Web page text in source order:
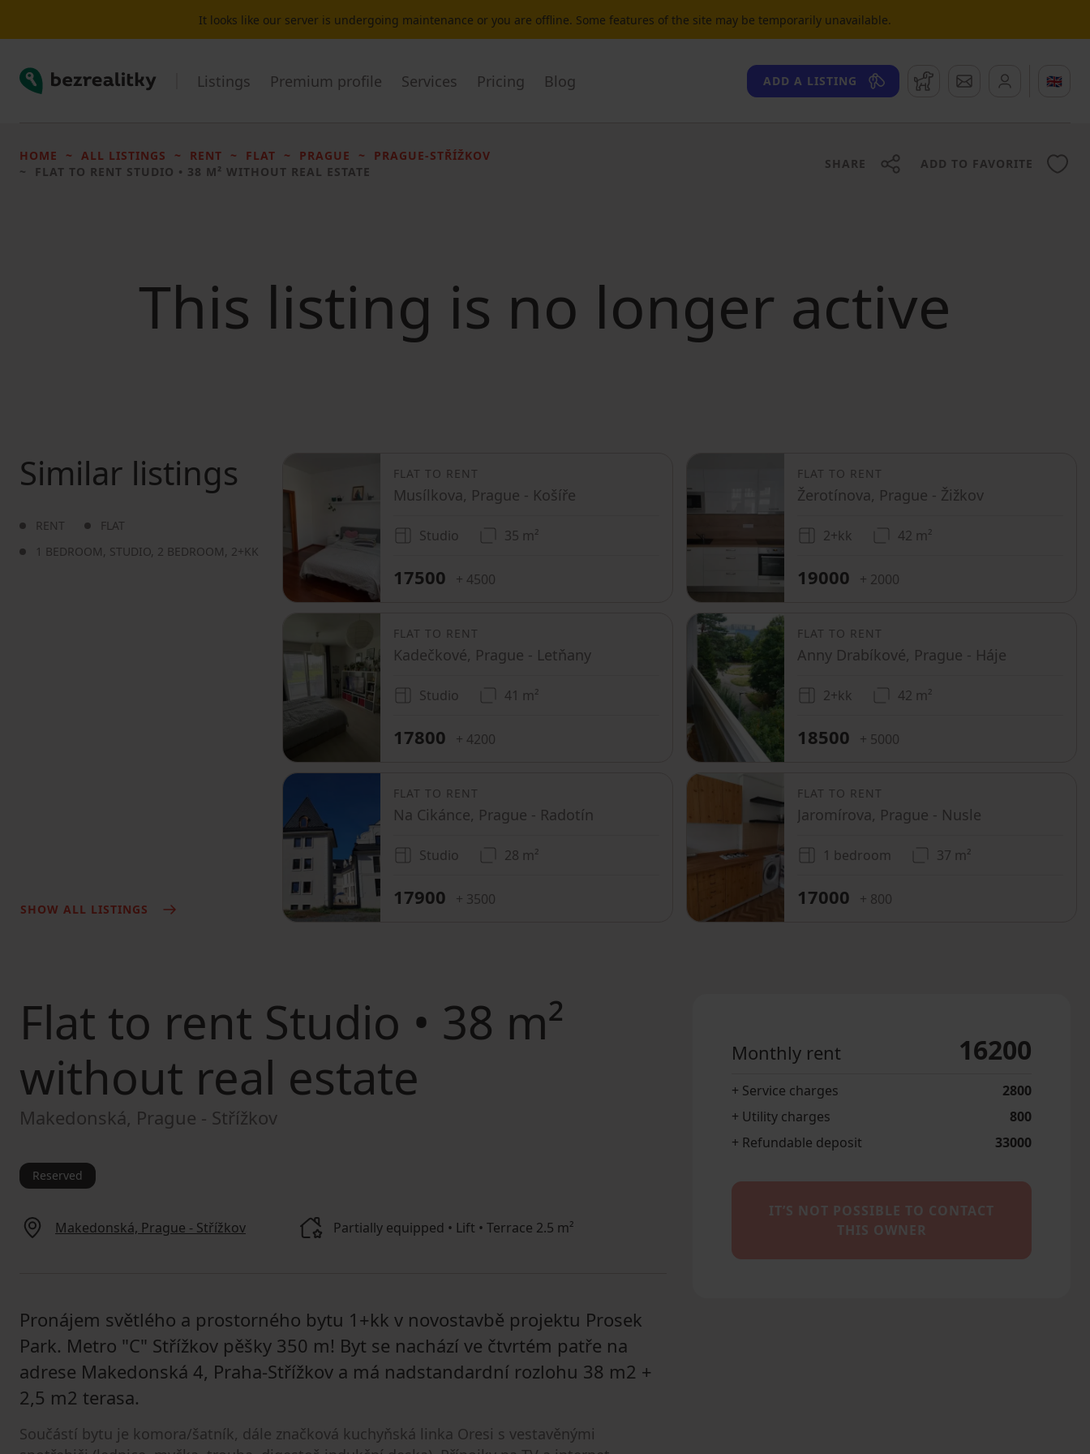
It looks like our server is undergoing maintenance or you are offline. Some features of the site may be temporarily unavailable.
Bezrealitky Listings Premium profile Services Pricing Blog ADD A LISTING WatchdogMessages 🇬🇧
HOME ALL LISTINGS RENT FLAT PRAGUE
PRAGUE-STŘÍŽKOV
FLAT TO RENT STUDIO • 38 M² WITHOUT REAL ESTATE
SHARE ADD TO FAVORITE
This listing is no longer active
Similar listings
RENT
FLAT
1 BEDROOM, STUDIO, 2 BEDROOM, 2+KK
SHOW ALL LISTINGS
FLAT TO RENT
Musílkova, Prague - Košíře
Studio 35 m²
17500 + 4500
FLAT TO RENT
Žerotínova, Prague - Žižkov
2+kk 42 m²
19000 + 2000
FLAT TO RENT
Kadečkové, Prague - Letňany
Studio 41 m²
17800 + 4200
FLAT TO RENT
Anny Drabíkové, Prague - Háje
2+kk 42 m²
18500 + 5000
FLAT TO RENT
Na Cikánce, Prague - Radotín
Studio 28 m²
17900 + 3500
FLAT TO RENT
Jaromírova, Prague - Nusle
1 bedroom 37 m²
17000 + 800
Flat to rent Studio • 38 m²
without real estate
Makedonská, Prague - Střížkov
Reserved
Makedonská, Prague - Střížkov Partially equipped • Lift • Terrace 2.5 m²
Pronájem světlého a prostorného bytu 1+kk v novostavbě projektu Prosek
Park. Metro "C" Střížkov pěšky 350 m! Byt se nachází ve čtvrtém patře na
adrese Makedonská 4, Praha-Střížkov a má nadstandardní rozlohu 38 m2 +
2,5 m2 terasa.
Součástí bytu je komora/šatník, dále značková kuchyňská linka Oresi s vestavěnými
Monthly rent 16200
+ Service charges
2800
+ Utility charges
800
+ Refundable deposit
33000
IT’S NOT POSSIBLE TO CONTACT
THIS OWNER